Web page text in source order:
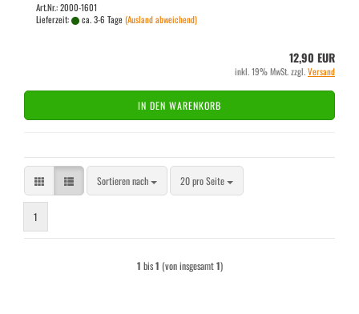
Art.Nr.: 2000-1601
Lieferzeit:
ca. 3-6 Tage(Ausland abweichend)
12,90 EUR
inkl. 19% MwSt. zzgl.Versand
IN DEN WARENKORB
Sortieren nach
Sortieren nach 20 pro Seite
pro Seite
1
1 bis1 (von insgesamt1)